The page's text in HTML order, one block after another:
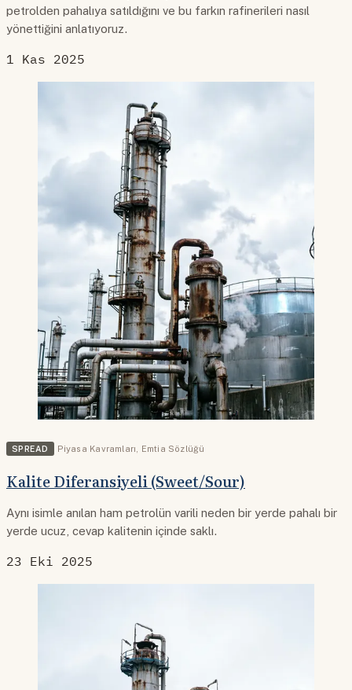
petrolden pahalıya satıldığını ve bu farkın rafinerileri nasıl
yönettiğini anlatıyoruz.
1 Kas 2025
SPREAD Piyasa Kavramları Emtia Sözlüğü
Kalite Diferansiyeli (Sweet/Sour)
Aynı isimle anılan ham petrolün varili neden bir yerde pahalı bir
yerde ucuz, cevap kalitenin içinde saklı.
23 Eki 2025